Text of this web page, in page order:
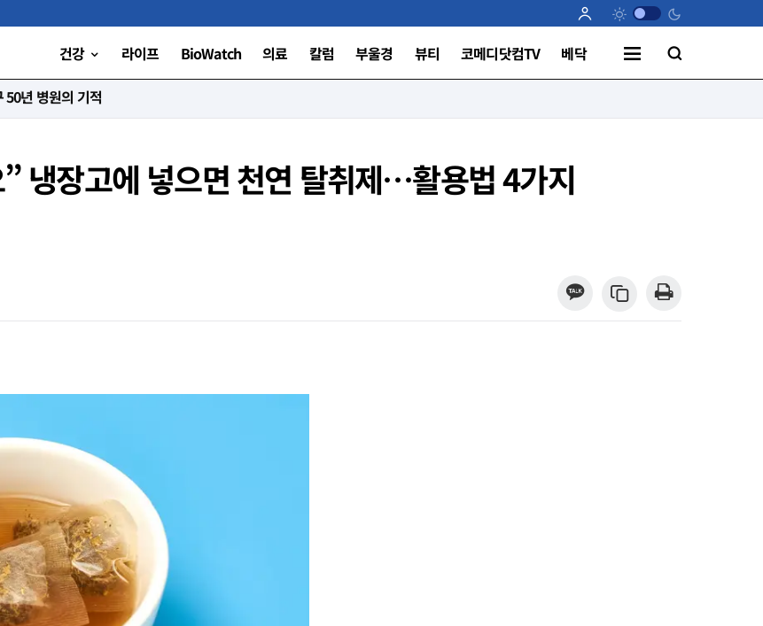
건강 라이프 BioWatch 의료 칼럼 부울경 뷰티 코메디닷컴TV 베닥
냉장고에 넣으면 천연 탈취제…활용법 4가지